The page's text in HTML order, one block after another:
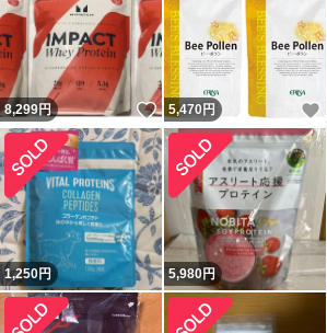
8,299円 いいね！
5,470 円
1,250円 5,980円